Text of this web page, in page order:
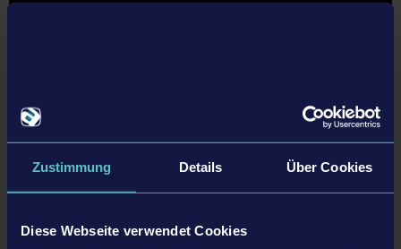
Zustimmung Details Über Cookies
Diese Webseite verwendet Cookies
Über Take Off – The Flight Simulator